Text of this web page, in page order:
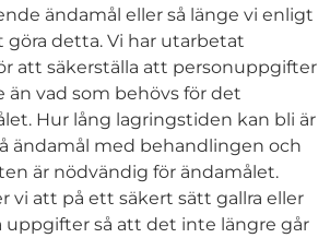
ändamål eller så länge vi enligt
göra detta. Vi har utarbetat
att säkerställa att personuppgifter
än vad som behövs för det
Hur lång lagringstiden kan bli är
ändamål med behandlingen och
är nödvändig för ändamålet.
vi att på ett säkert sätt gallra eller
uppgifter så att det inte längre går